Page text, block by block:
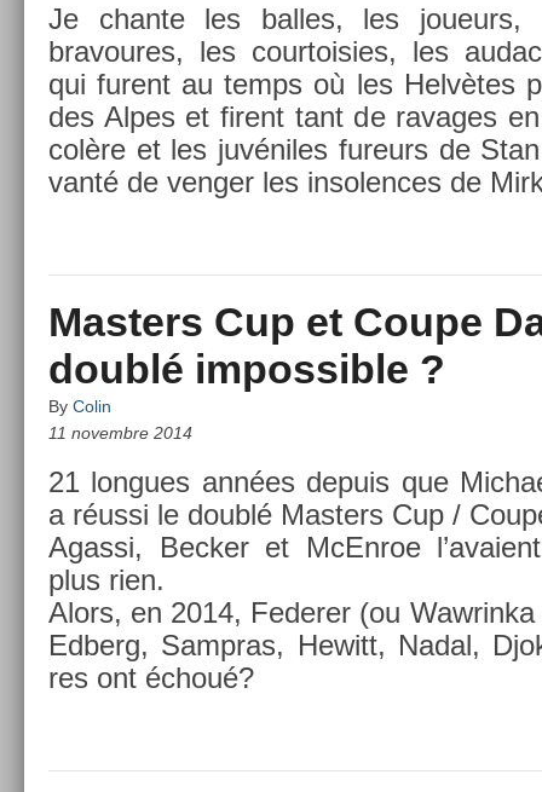
Je chan­te les bal­les, les joueurs,
bravoures, les co­ur­tois­ies, les
qui furent au temps où les Helvètes
des Alpes et firent tant de ravages
colère et les juvéniles fureurs de
vanté de veng­er les in­sol­ences de
Masters Cup et Coupe
doublé impossible ?
By Colin
11 novembre 2014
21 lon­gues années de­puis que
a réussi le doublé Mast­ers Cup /
Agas­si, Be­ck­er et McEn­roe
plus rien.
Alors, en 2014, Feder­er (ou
Ed­berg, Sampras, Hewitt, Nadal,
res ont échoué?